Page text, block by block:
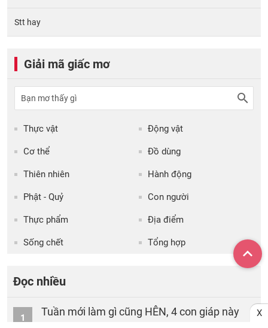
Stt hay
Giải mã giấc mơ
Thực vật Động vật
Cơ thể Đồ dùng
Thiên nhiên Hành động
Phật - Quỷ Con người
Thực phẩm Địa điểm
Sống chết Tổng hợp
Đọc nhiều
1
Tuần mới làm gì cũng HÊN, 4 con giáp này
X